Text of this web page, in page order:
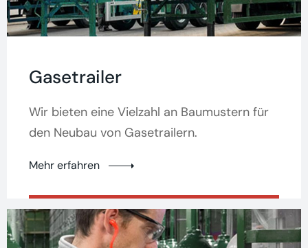
Gasetrailer
Wir bieten eine Vielzahl an Baumustern für
den Neubau von Gasetrailern.
Mehr erfahren